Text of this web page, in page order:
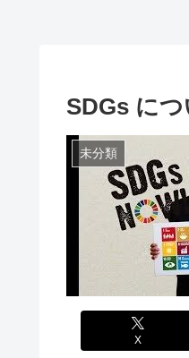
SDGs につ
未分類
X